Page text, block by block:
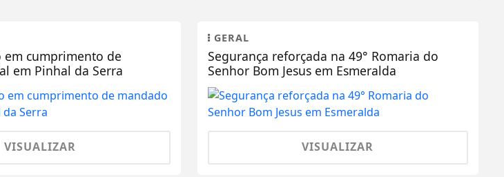
em cumprimento de
em Pinhal da Serra
VISUALIZAR
GERAL
Segurança reforçada na 49° Romaria do
Senhor Bom Jesus em Esmeralda
VISUALIZAR